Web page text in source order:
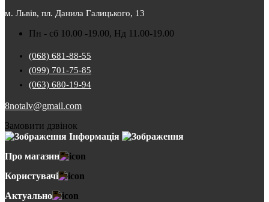
м. Львів, пл. Данила Галицького, 13
Пн - сб 10.00 -19.00, Нд 11.00-19.00
(068) 681-88-55
(099) 701-75-85
(063) 680-19-94
8notalv@gmail.com
Замовити дзвінок
Інформація
Про магазин
Користувачі
Актуально